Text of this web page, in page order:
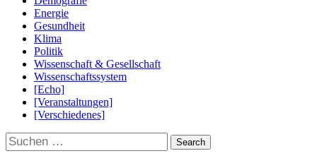
Energie
Gesundheit
Klima
Politik
Wissenschaft & Gesellschaft
Wissenschaftssystem
[Echo]
[Veranstaltungen]
[Verschiedenes]
Suchen